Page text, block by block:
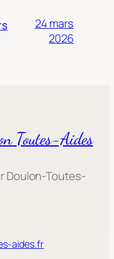
24 mars
2026
Toutes-Aides
Doulon-Toutes-
aides.fr